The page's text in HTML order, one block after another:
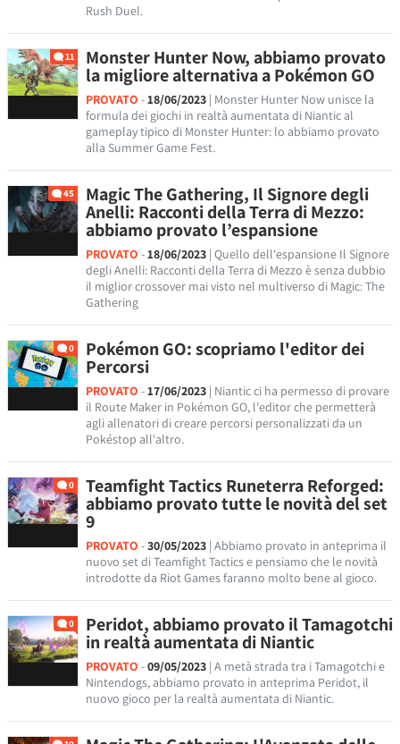
Rush Duel.
11 Monster Hunter Now, abbiamo provato
la migliore alternativa a Pokémon GO
PROVATO -18/06/2023 | Monster Hunter Now unisce la
formula dei giochi in realtà aumentata di Niantic al
gameplay tipico di Monster Hunter: lo abbiamo provato
alla Summer Game Fest.
45 Magic The Gathering, Il Signore degli
Anelli: Racconti della Terra di Mezzo:
abbiamo provato l’espansione
PROVATO -18/06/2023 | Quello dell'espansione Il Signore
degli Anelli: Racconti della Terra di Mezzo è senza dubbio
il miglior crossover mai visto nel multiverso di Magic: The
Gathering
0 Pokémon GO: scopriamo l'editor dei
Percorsi
PROVATO -17/06/2023 | Niantic ci ha permesso di provare
il Route Maker in Pokémon GO, l'editor che permetterà
agli allenatori di creare percorsi personalizzati da un
Pokéstop all'altro.
0 Teamfight Tactics Runeterra Reforged:
abbiamo provato tutte le novità del set
9
PROVATO -30/05/2023 | Abbiamo provato in anteprima il
nuovo set di Teamfight Tactics e pensiamo che le novità
introdotte da Riot Games faranno molto bene al gioco.
0 Peridot, abbiamo provato il Tamagotchi
in realtà aumentata di Niantic
PROVATO -09/05/2023 | A metà strada tra i Tamagotchi e
Nintendogs, abbiamo provato in anteprima Peridot, il
nuovo gioco per la realtà aumentata di Niantic.